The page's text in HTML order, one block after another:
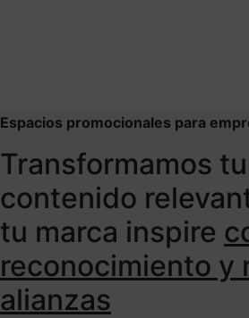
Espacios promocionales para
Transformamos
contenido
tu marca inspire
reconocimiento y
alianzas